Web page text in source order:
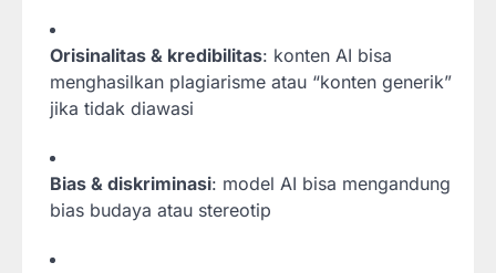
Orisinalitas & kredibilitas: konten AI bisa
menghasilkan plagiarisme atau “konten generik”
jika tidak diawasi
Bias & diskriminasi: model AI bisa mengandung
bias budaya atau stereotip